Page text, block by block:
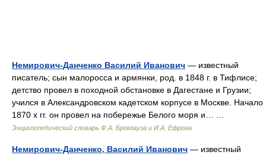
Немирович-Данченко Василий Иванович — известный
писатель; сын малоросса и армянки, род. в 1848 г. в Тифлисе;
детство провел в походной обстановке в Дагестане и Грузии;
учился в Александровском кадетском корпусе в Москве. Начало
1870 х гг. он провел на побережье Белого моря и… …
Энциклопедический словарь Ф.А. Брокгауза и И.А. Ефрона
Немирович-Данченко, Василий Иванович — известный